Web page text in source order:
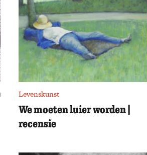
Voor ledenLevenskunst
We moeten luier worden |
recensie